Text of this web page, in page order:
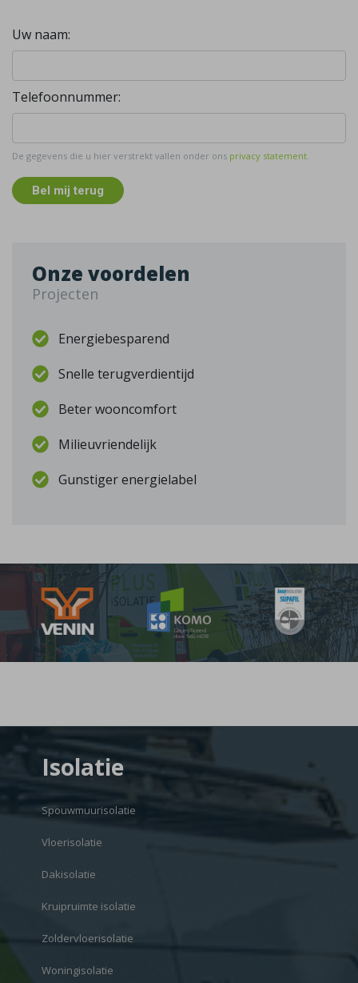
Uw naam:
Telefoonnummer:
De gegevens die u hier verstrekt vallen onder ons privacy statement.
Bel mij terug
Onze voordelen
Projecten
Energiebesparend
Snelle terugverdientijd
Beter wooncomfort
Milieuvriendelijk
Gunstiger energielabel
Isolatie
Spouwmuurisolatie
Vloerisolatie
Dakisolatie
Kruipruimte isolatie
Zoldervloerisolatie
Woningisolatie